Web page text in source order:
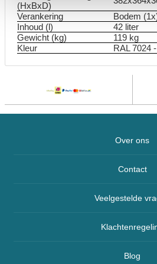
(HxBxD)
Verankering
Bodem
Inhoud (l)
42 liter
Gewicht (kg)
119 kg
Kleur
RAL 7024
Over ons
Contact
Veelgestelde
Blog